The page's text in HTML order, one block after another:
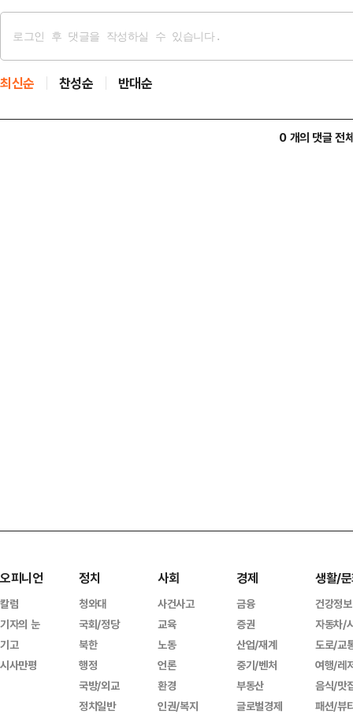
최신순 찬성순 반대순
0 개의 댓글 전
오피니언
칼럼
기자의 눈
기고
시사만평
정치
청와대
국회/정당
북한
행정
국방/외교
정치일반
사회
사건사고
교육
노동
언론
환경
인권/복지
경제
금융
증권
산업/재계
중기/벤처
부동산
글로벌경제
생활/
건강정보
자동차/
도로/교
여행/레
음식/맛
패션/뷰